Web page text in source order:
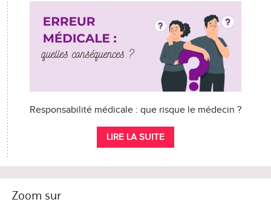
Responsabilité médicale : que risque le médecin ?
LIRE LA SUITE
Zoom sur